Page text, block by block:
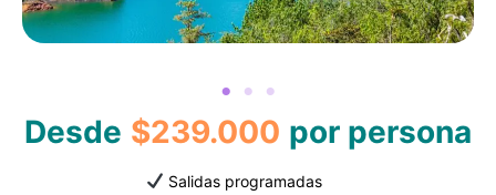
Desde $239.000 por persona
Salidas programadas